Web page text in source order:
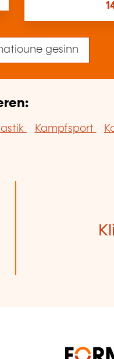
gesinn
Kampfsport